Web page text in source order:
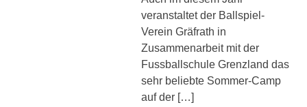
veranstaltet der Ballspiel-
Verein Gräfrath in
Zusammenarbeit mit der
Fussballschule Grenzland das
sehr beliebte Sommer-Camp
auf der […]